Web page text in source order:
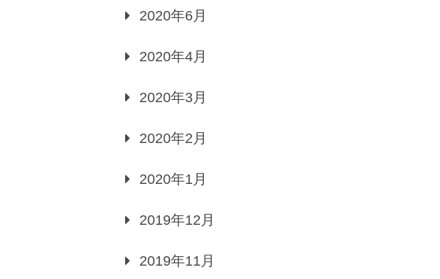
2020年6月
2020年4月
2020年3月
2020年2月
2020年1月
2019年12月
2019年11月